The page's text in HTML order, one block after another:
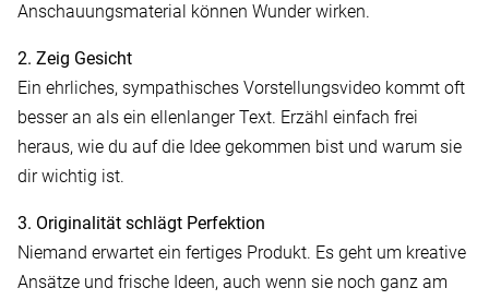
Anschauungsmaterial können Wunder wirken.
2. Zeig Gesicht
Ein ehrliches, sympathisches Vorstellungsvideo kommt oft
besser an als ein ellenlanger Text. Erzähl einfach frei
heraus, wie du auf die Idee gekommen bist und warum sie
dir wichtig ist.
3. Originalität schlägt Perfektion
Niemand erwartet ein fertiges Produkt. Es geht um kreative
Ansätze und frische Ideen, auch wenn sie noch ganz am